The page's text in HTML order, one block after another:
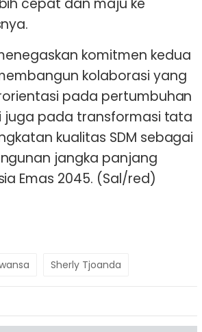
cepat dan maju ke
komitmen kedua
kolaborasi yang
pada pertumbuhan
juga pada transformasi tata
kualitas SDM sebagai
jangka panjang
Emas 2045. (Sal/red)
Sherly Tjoanda